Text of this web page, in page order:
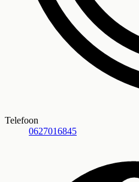
Telefoon
0627016845